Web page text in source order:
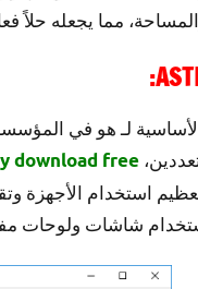
مما يجعله حلاً
لـ هو في
download free
استخدام الأجهزة
شاشات ولوحات